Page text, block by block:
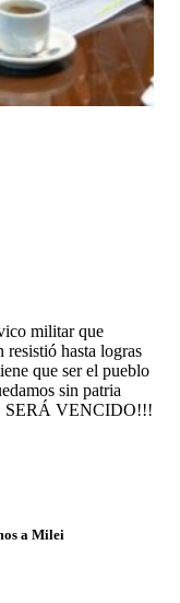
militar que
hasta logras
que ser el pueblo
sin patria
SERÁ VENCIDO!!!
a Milei